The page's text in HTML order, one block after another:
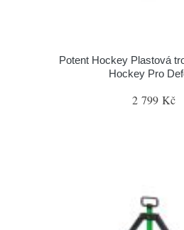
Potent Hockey Plastová
Hockey Pro
2 799 Kč